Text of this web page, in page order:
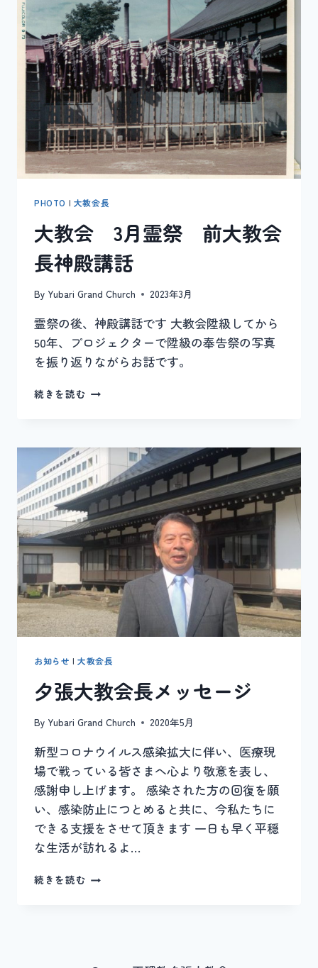
田
文
雄
前
会
長
追
悼
号
PHOTO | 大教会長
大教会 3月霊祭 前大教会
長神殿講話
By Yubari Grand Church 2023年3月
霊祭の後、神殿講話です 大教会陞級してから
50年、プロジェクターで陞級の奉告祭の写真
を振り返りながらお話です。
続きを読む
月
霊
祭
前
大
教
会
長
神
殿
講
話
お知らせ |大教会長
夕張大教会長メッセージ
By Yubari Grand Church 2020年5月
新型コロナウイルス感染拡大に伴い、医療現
場で戦っている皆さまへ心より敬意を表し、
感謝申し上げます。 感染された方の回復を願
い、感染防止につとめると共に、今私たちに
できる支援をさせて頂きます 一日も早く平穏
な生活が訪れるよ…
続きを読む
メ